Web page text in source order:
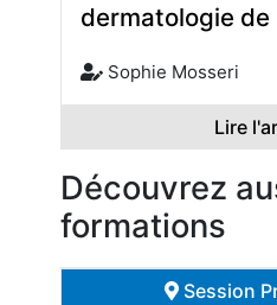
dermatologie de
Sophie Mosseri
Lire
Découvrez
formations
Session